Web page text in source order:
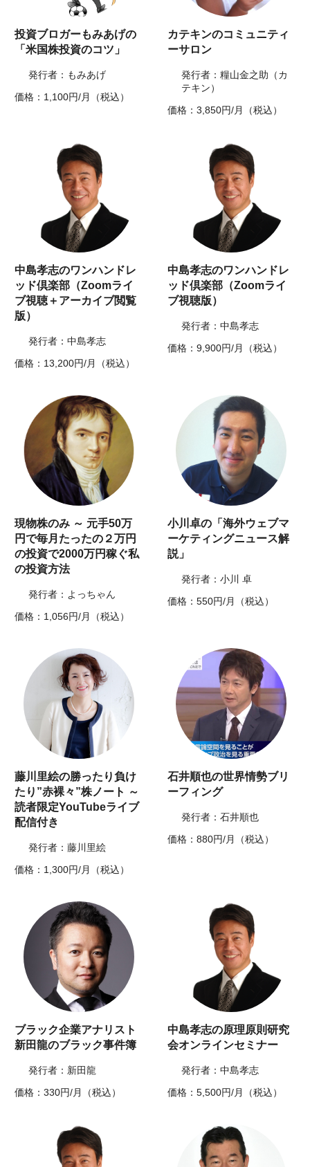
投資ブロガーもみあげの
「米国株投資のコツ」
発行者：もみあげ
価格：1,100円/月（税込）
カテキンのコミュニティ
ーサロン
発行者：糧山金之助（カ
テキン）
価格：3,850円/月（税込）
中島孝志のワンハンドレ
ッド倶楽部（Zoomライ
ブ視聴＋アーカイブ閲覧
版）
発行者：中島孝志
価格：13,200円/月（税込）
中島孝志のワンハンドレ
ッド倶楽部（Zoomライ
ブ視聴版）
発行者：中島孝志
価格：9,900円/月（税込）
現物株のみ ～ 元手50万
円で毎月たったの２万円
の投資で2000万円稼ぐ私
の投資方法
発行者：よっちゃん
価格：1,056円/月（税込）
小川卓の「海外ウェブマ
ーケティングニュース解
説」
発行者：小川 卓
価格：550円/月（税込）
藤川里絵の勝ったり負け
たり”赤裸々”株ノート ～
読者限定YouTubeライブ
配信付き
発行者：藤川里絵
価格：1,300円/月（税込）
石井順也の世界情勢ブリ
ーフィング
発行者：石井順也
価格：880円/月（税込）
ブラック企業アナリスト
新田龍のブラック事件簿
発行者：新田龍
価格：330円/月（税込）
中島孝志の原理原則研究
会オンラインセミナー
発行者：中島孝志
価格：5,500円/月（税込）